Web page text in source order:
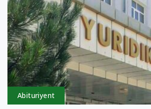
Abituriyent